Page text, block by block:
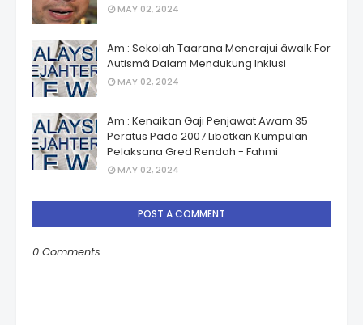
MAY 02, 2024
Am : Sekolah Taarana Menerajui âwalk For
Autismâ Dalam Mendukung Inklusi
MAY 02, 2024
Am : Kenaikan Gaji Penjawat Awam 35
Peratus Pada 2007 Libatkan Kumpulan
Pelaksana Gred Rendah - Fahmi
MAY 02, 2024
POST A COMMENT
0 Comments